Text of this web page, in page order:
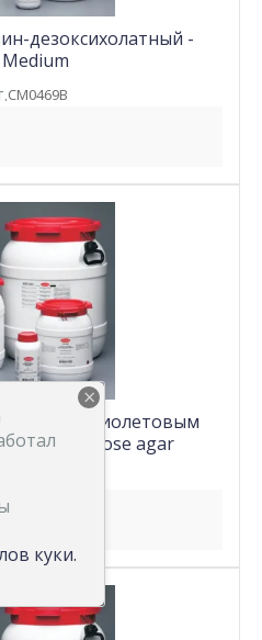
дезоксихолатный -
CM0469B
и фиолетовым
bile glucose agar
куки.
×